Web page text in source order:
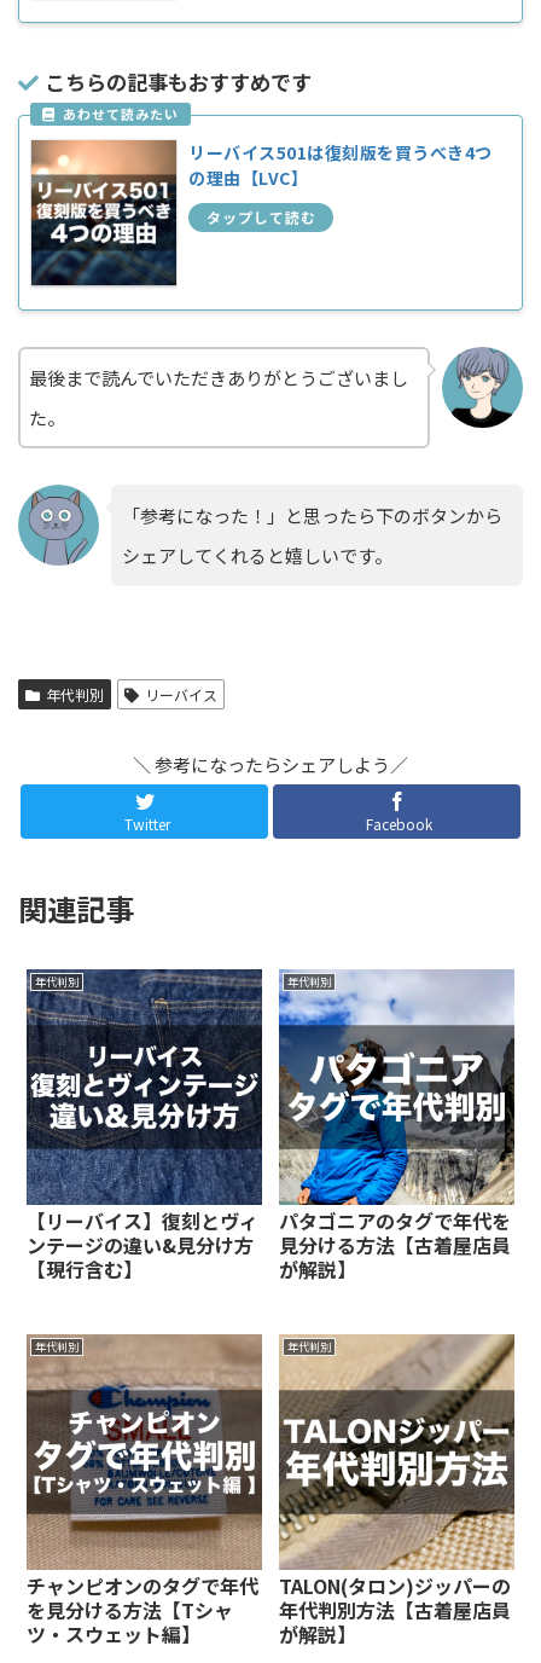
こちらの記事もおすすめです
リーバイス501は復刻版を買うべき4つ
の理由【LVC】
最後まで読んでいただきありがとうございまし
た。
「参考になった！」と思ったら下のボタンから
シェアしてくれると嬉しいです。
年代判別 リーバイス
＼ 参考になったらシェアしよう／
Twitter Facebook
関連記事
年代判別
【リーバイス】復刻とヴィ
ンテージの違い&見分け方
【現行含む】
年代判別
パタゴニアのタグで年代を
見分ける方法【古着屋店員
が解説】
年代判別
チャンピオンのタグで年代
を見分ける方法【Tシャ
ツ・スウェット編】
年代判別
TALON(タロン)ジッパーの
年代判別方法【古着屋店員
が解説】